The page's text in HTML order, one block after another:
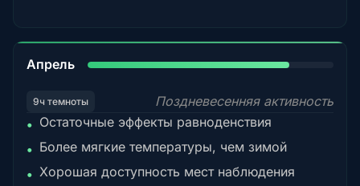
Апрель
9ч темноты
Поздневесенняя активность
• Остаточные эффекты равноденствия
• Более мягкие температуры, чем зимой
• Хорошая доступность мест наблюдения